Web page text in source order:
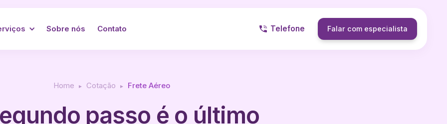
Sobre nós Contato Telefone Falar com especialista
Home ▸ Cotação ▸ Frete Aéreo
passo é o último